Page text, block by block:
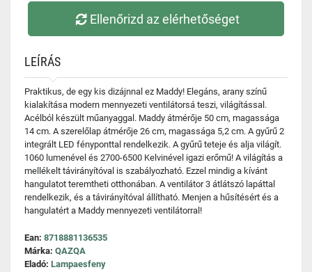
Ellenőrizd az elérhetőséget
LEÍRÁS
Praktikus, de egy kis dizájnnal ez Maddy! Elegáns, arany színű
kialakítása modern mennyezeti ventilátorsá teszi, világítással.
Acélból készült műanyaggal. Maddy átmérője 50 cm, magassága
14 cm. A szerelőlap átmérője 26 cm, magassága 5,2 cm. A gyűrű 2
integrált LED fényponttal rendelkezik. A gyűrű teteje és alja világít.
1060 lumenével és 2700-6500 Kelvinével igazi erőmű! A világítás a
mellékelt távirányítóval is szabályozható. Ezzel mindig a kívánt
hangulatot teremtheti otthonában. A ventilátor 3 átlátszó lapáttal
rendelkezik, és a távirányítóval állítható. Menjen a hűsítésért és a
hangulatért a Maddy mennyezeti ventilátorral!
Ean: 8718881136535
Márka: QAZQA
Eladó: Lampaesfeny